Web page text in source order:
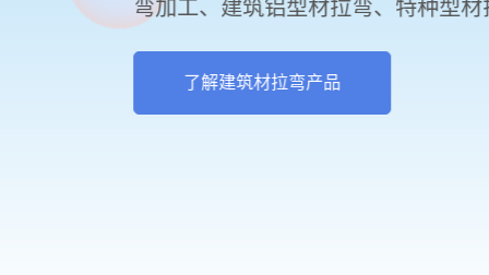
弯加工、建筑铝型材拉弯、特种型
了解建筑材拉弯产品